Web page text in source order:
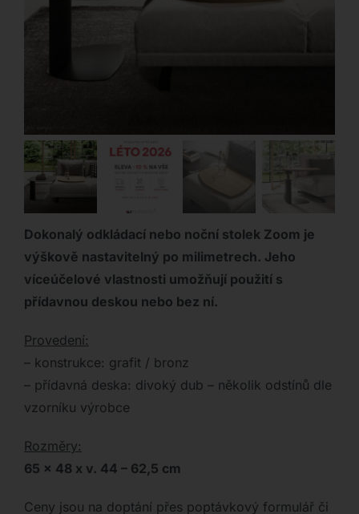
Dokonalý odkládací nebo noční stolek Zoom je
výškově nastavitelný po milimetrech. Jeho
víceúčelové vlastnosti umožňují použití s
přídavnou deskou nebo bez ní.
Provedení:
– konstrukce: grafit / bronz
– přídavná deska: divoký dub – několik odstínů dle
vzorníku výrobce
Rozměry:
65 x 48 x v. 44 – 62,5 cm
Ceny jsou na doptání přes poptávkový formulář či